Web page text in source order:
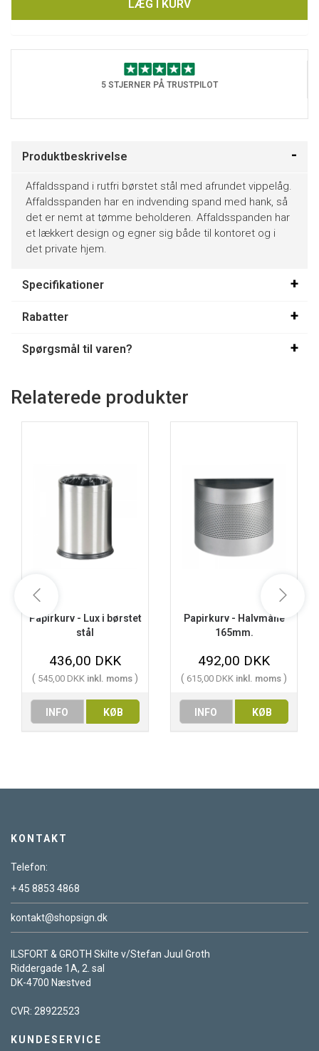
LÆG I KURV
5 STJERNER PÅ TRUSTPILOT
Produktbeskrivelse
Affaldsspand i rutfri børstet stål med afrundet vippelåg.
Affaldsspanden har en indvending spand med hank, så
det er nemt at tømme beholderen. Affaldsspanden har
et lækkert design og egner sig både til kontoret og i
det private hjem.
Specifikationer
Rabatter
Spørgsmål til varen?
Relaterede produkter
Papirkurv - Lux i børstet
stål
436,00 DKK
( 545,00 DKK inkl. moms )
INFO KØB
Papirkurv - Halvmåne
165mm.
492,00 DKK
( 615,00 DKK inkl. moms )
INFO KØB
KONTAKT
Telefon:
+ 45 8853 4868
kontakt@shopsign.dk
ILSFORT & GROTH Skilte v/Stefan Juul Groth
Riddergade 1A, 2. sal
DK-4700 Næstved
CVR: 28922523
KUNDESERVICE